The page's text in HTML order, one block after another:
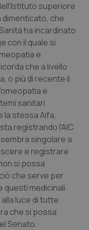
Ulcerosa
superiore
dimenticato, che
ha incardinato
con il quale si
e
che a livello
o più di recente il
e
sanitari
la stessa Aifa,
registrando l'AIC
singolare a
e registrare
si possa
che serve per
medicinali.
luce di tutte
che si possa
Senato.